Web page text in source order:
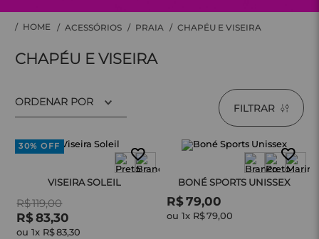
ACESSÓRIOS PRAIA CHAPÉU E VISEIRA
CHAPÉU E VISEIRA
ORDENAR POR FILTRAR
30% OFF
VISEIRA SOLEIL
R$119,00
R$83,30
ou 1x R$83,30
BONÉ SPORTS UNISSEX
R$79,00
ou 1x R$79,00